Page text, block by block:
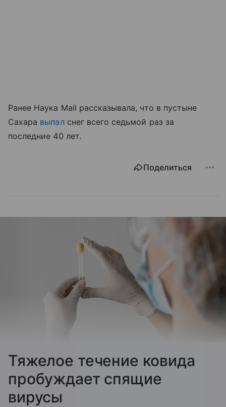
Ранее Наука Mail рассказывала, что в пустыне
Сахара выпалснег всего седьмой раз за
последние 40 лет.
Поделиться
Тяжелое течение ковида
пробуждает спящие
вирусы